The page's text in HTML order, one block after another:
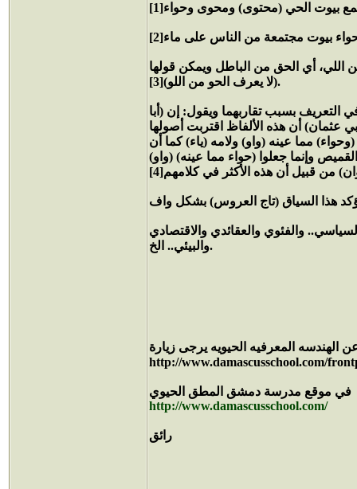
اللي، أي الحق من الباطل ويمكن قولها
(لا يعرف الحو من اللو)[3].
التعريف بسبب تقاربهما ويقول: إن (أبا
أن هذه الألفاظ اقتربت أصولها
مما عينه (واو) ولامه (ياء) كما أن
وإنما جعلوا (حواء مما عينه) (واو)
والفئوي والعقائدي والاقتصادي
والبيئي.. الخ.
المعرفيه الحيويه يرجى زيارة
في موقع مدرسة دمشق المطق الحيوي
http://www.damascusschool.com/
رائق